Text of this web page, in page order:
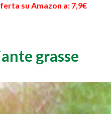
su Amazon a: 7,9€
grasse